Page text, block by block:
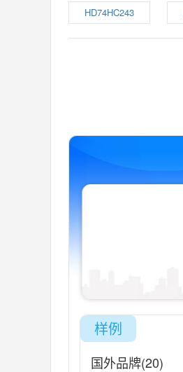
HD74HC243
样例
国外品牌(20)